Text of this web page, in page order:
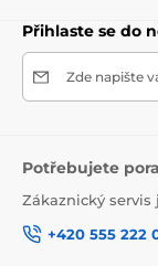
Přihlaste se do
Zde napište
Potřebujete
Zákaznický servis
+420 555 222